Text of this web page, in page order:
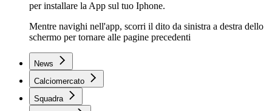
per installare la App sul tuo Iphone.
Mentre navighi nell'app, scorri il dito da sinistra a destra dello
schermo per tornare alle pagine precedenti
News
Calciomercato
Squadra